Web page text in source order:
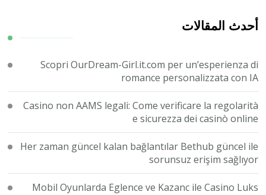
ما؟
أحدث المقالات
Scopri OurDream-Girl.it.com per un’esperienza di
romance personalizzata con IA
Casino non AAMS legali: Come verificare la regolarità
e sicurezza dei casinò online
Her zaman güncel kalan bağlantılar Bethub güncel ile
sorunsuz erişim sağlıyor
Mobil Oyunlarda Eglence ve Kazanc ile Casino Luks